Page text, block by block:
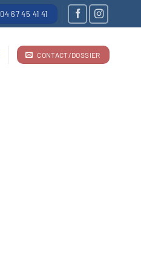
04 67 45 41 41
CONTACT/DOSSIER